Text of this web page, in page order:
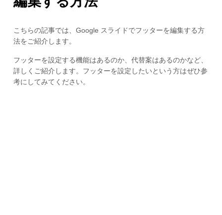
こちらの記事では、Google スライドでフッターを編集する方
法をご紹介します。
フッターを設定する機能はあるのか、代替案はあるのかなど、
詳しくご紹介します。フッターを設定したいという方はぜひ参
考にしてみてください。